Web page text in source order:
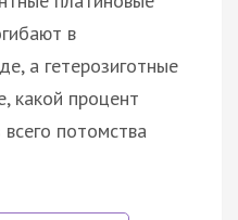
в
а гетерозиготные
какой процент
потомства